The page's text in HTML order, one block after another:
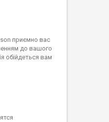
приємно вас
до вашого
обійдеться вам